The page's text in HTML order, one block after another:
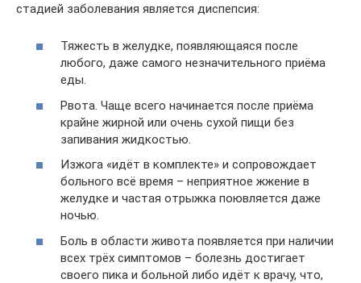
стадией заболевания является диспепсия:
Тяжесть в желудке, появляющаяся после
любого, даже самого незначительного приёма
еды.
Рвота. Чаще всего начинается после приёма
крайне жирной или очень сухой пищи без
запивания жидкостью.
Изжога «идёт в комплекте» и сопровождает
больного всё время – неприятное жжение в
желудке и частая отрыжка поювляется даже
ночью.
Боль в области живота появляется при наличии
всех трёх симптомов – болезнь достигает
своего пика и больной либо идёт к врачу, что,